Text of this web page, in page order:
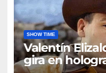
SHOW TIME
Valentín
gira en